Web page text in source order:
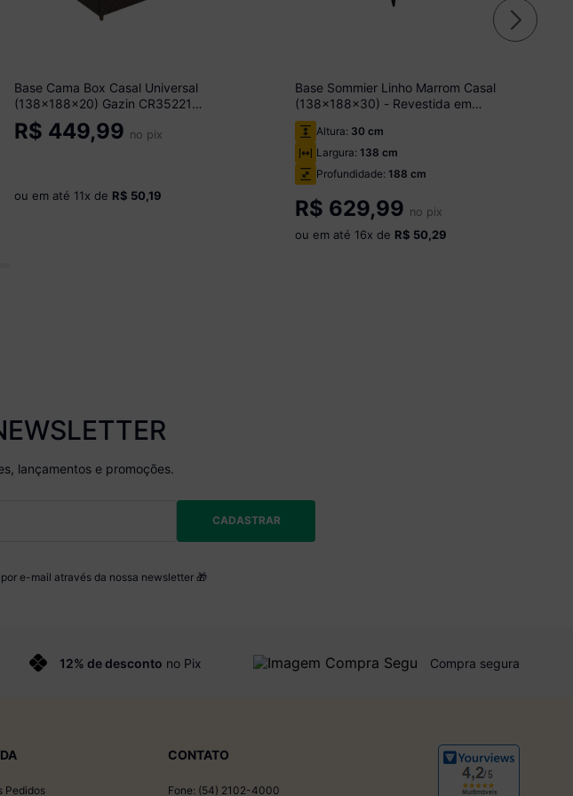
Base Cama Box Casal Universal
(138x188x20) Gazin CR35221
Natural/Marrom
R$ 449,99 no pix
ou em até 11x de R$ 50,19
Base Sommier Linho Marrom Casal
(138x188x30) - Revestida em
Linho - Ortobom
Altura: 30 cm
Largura: 138 cm
Profundidade: 188 cm
R$ 629,99 no pix
ou em até 16x de R$ 50,29
lançamentos e promoções.
CADASTRAR
e-mail através da nossa newsletter 🎁
12% de desconto no Pix Compra segura
Pedidos
CONTATO
Fone: (54) 2102-4000